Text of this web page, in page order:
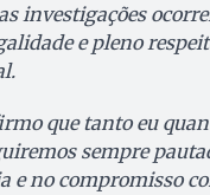
investigações
e pleno
que tanto eu
sempre
e no compromisso